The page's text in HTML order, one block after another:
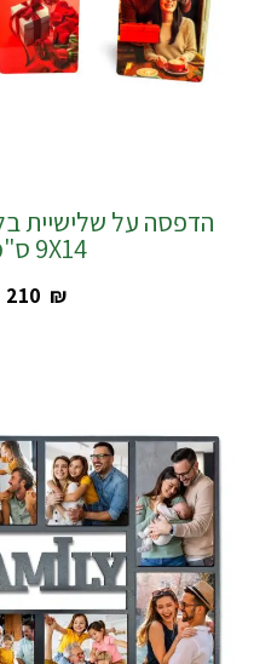
הדפסה על שלישיית
9X14 ס"מ
‎210 ₪